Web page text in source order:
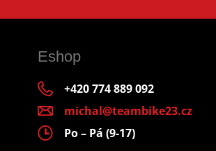
Eshop
+420 774 889 092
michal@teambike23.cz
Po – Pá (9-17)